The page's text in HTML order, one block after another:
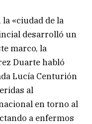
«ciudad de la
desarrolló un
marco, la
Duarte habló
Lucía Centurión
al
en torno al
a enfermos